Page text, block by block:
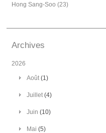
Hong Sang-Soo (23)
Archives
2026
Août(1)
Juillet(4)
Juin (10)
Mai (5)